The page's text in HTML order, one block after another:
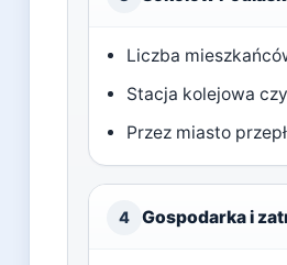
Liczba
Stacja kolejowa
Przez miasto
4 Gospodarka i